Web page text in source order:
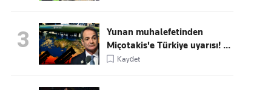
3
Yunan muhalefetinden
Miçotakis'e Türkiye uyarısı! ...
Kaydet